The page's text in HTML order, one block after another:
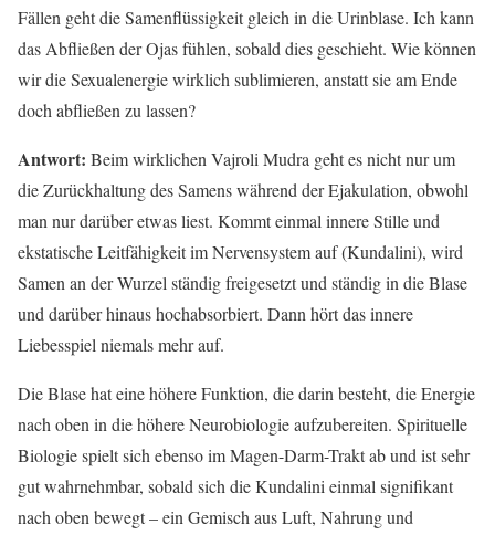
Fällen geht die Samenflüssigkeit gleich in die Urinblase. Ich kann
das Abfließen der Ojas fühlen, sobald dies geschieht. Wie können
wir die Sexualenergie wirklich sublimieren, anstatt sie am Ende
doch abfließen zu lassen?
Antwort: Beim wirklichen Vajroli Mudra geht es nicht nur um
die Zurückhaltung des Samens während der Ejakulation, obwohl
man nur darüber etwas liest. Kommt einmal innere Stille und
ekstatische Leitfähigkeit im Nervensystem auf (Kundalini), wird
Samen an der Wurzel ständig freigesetzt und ständig in die Blase
und darüber hinaus hochabsorbiert. Dann hört das innere
Liebesspiel niemals mehr auf.
Die Blase hat eine höhere Funktion, die darin besteht, die Energie
nach oben in die höhere Neurobiologie aufzubereiten. Spirituelle
Biologie spielt sich ebenso im Magen-Darm-Trakt ab und ist sehr
gut wahrnehmbar, sobald sich die Kundalini einmal signifikant
nach oben bewegt – ein Gemisch aus Luft, Nahrung und